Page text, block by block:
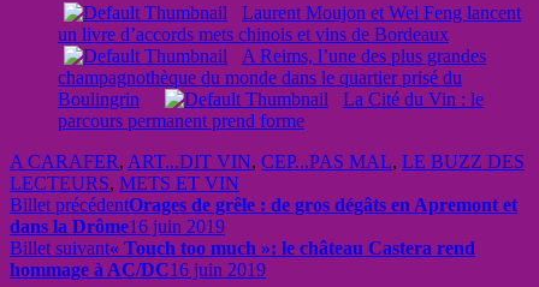
Laurent Moujon et Wei Feng lancent
un livre d’accords mets chinois et vins de Bordeaux
A Reims, l’une des plus grandes
champagnothèque du monde dans le quartier prisé du
Boulingrin
La Cité du Vin : le
parcours permanent prend forme
A CARAFER, ART...DIT VIN, CEP...PAS MAL, LE BUZZ DES
LECTEURS, METS ET VIN
Billet précédentOrages de grêle : de gros dégâts en Apremont et
dans la Drôme16 juin 2019
Billet suivant« Touch too much »: le château Castera rend
hommage à AC/DC16 juin 2019